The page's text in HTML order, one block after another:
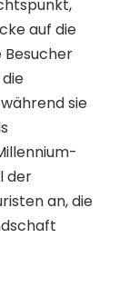
auf die
Besucher
sie
der
an, die